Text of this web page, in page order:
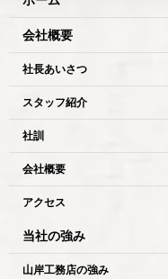
会社概要
社長あいさつ
スタッフ紹介
社訓
会社概要
アクセス
当社の強み
山岸工務店の強み